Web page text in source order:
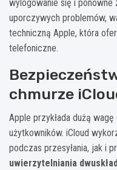
wylogowanie się i ponowne
uporczywych problemów,
techniczną Apple, która
telefoniczne.
chmurze
Apple przykłada dużą
użytkowników. iCloud
podczas przesyłania, jak i
uwierzytelniania